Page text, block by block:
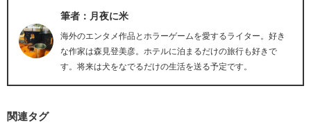
筆者：月夜に米
海外のエンタメ作品とホラーゲームを愛するライター。好き
な作家は森見登美彦。ホテルに泊まるだけの旅行も好きで
す。将来は犬をなでるだけの生活を送る予定です。
関連タグ